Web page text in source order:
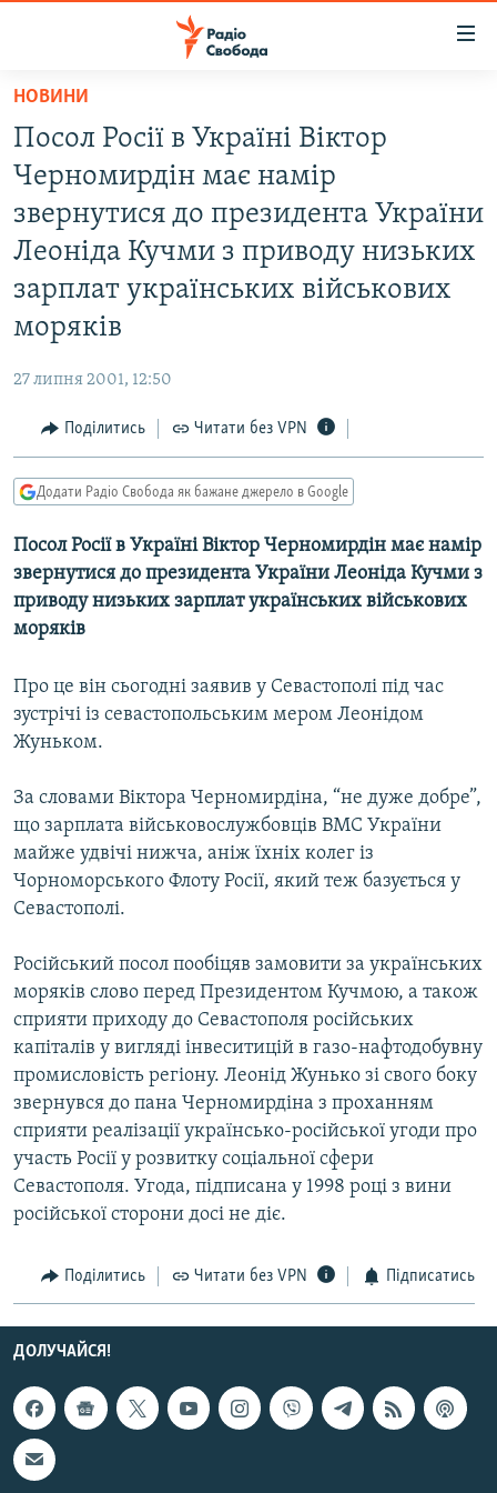
Перейти
основного
матеріалу
Перейти
до
основної
навігації
Перейти
до
СТАТТІ
ПОЛІТИКА
СУСПІЛЬСТВО
УКРАЇНА
СВІТ
ВІЙНА
РОСІЙСЬКА «ФІЛЬТРАЦІЯ»
ДОНБАС.РЕАЛІЇ
СХЕМИ
КИТАЙ.ВИКЛИКИ
ФОТО
СПЕЦПРОЄКТИ
ПОДКАСТИ
КРИМ РЕАЛІЇ
РУС
КТАТ
ДОЛУЧАЙСЯ!
Усі сайти RFE/RL
НОВИНИ
Посол Росії в Україні Віктор
Черномирдін має намір
звернутися до президента України
Леоніда Кучми з приводу низьких
зарплат українських військових
моряків
27 липня 2001, 12:50
Поділитись Читати без VPN
Додати Радіо Свобода як бажане джерело в Google
Посол Росії в Україні Віктор Черномирдін має намір
звернутися до президента України Леоніда Кучми з
приводу низьких зарплат українських військових
моряків
Про це він сьогодні заявив у Севастополі під час
зустрічі із севастопольським мером Леонідом
Жуньком.
За словами Віктора Черномирдіна, “не дуже добре”,
що зарплата військовослужбовців ВМС України
майже удвічі нижча, аніж їхніх колег із
Чорноморського Флоту Росії, який теж базується у
Севастополі.
Російський посол пообіцяв замовити за українських
моряків слово перед Президентом Кучмою, а також
сприяти приходу до Севастополя російських
капіталів у вигляді інвеситицій в газо-нафтодобувну
промисловість регіону. Леонід Жунько зі свого боку
звернувся до пана Черномирдіна з проханням
сприяти реалізації українсько-російської угоди про
участь Росії у розвитку соціальної сфери
Севастополя. Угода, підписана у 1998 році з вини
російської сторони досі не діє.
Поділитись Читати без VPN Підписатись
ДОЛУЧАЙСЯ!